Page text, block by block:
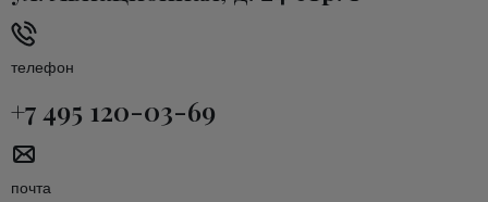
телефон
+7 495 120-03-69
почта